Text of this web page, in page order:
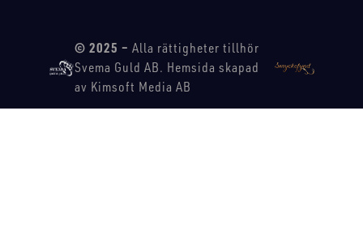
© 2025 – Alla rättigheter tillhör
Svema Guld AB. Hemsida skapad
av Kimsoft Media AB